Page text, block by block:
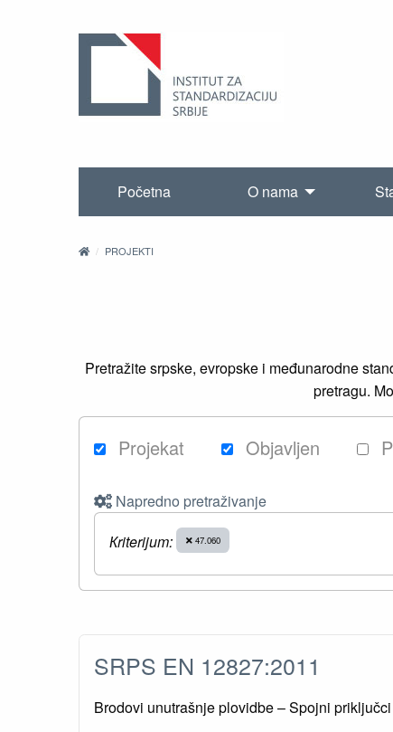
Početna O nama
PROJEKTI
Pretražite srpske, evropske i međunarodne
pretragu.
Projekat Objavljen
Napredno pretraživanje
Кriterijum:
47.060
SRPS EN 12827:2011
Brodovi unutrašnje plovidbe – Spojni